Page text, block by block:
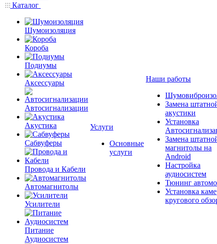
Каталог
Шумоизоляция
Короба
Подиумы
Аксессуары
Автосигнализации
Акустика
Сабвуферы
Провода и Кабели
Автомагнитолы
Усилители
Питание
Аудиосистем
Услуги
Основные
услуги
Наши работы
Замена
акустики
Установка
Замена
магнитолы на
Android
Настройка
аудиосистем
Тюнинг
Установка
кругового